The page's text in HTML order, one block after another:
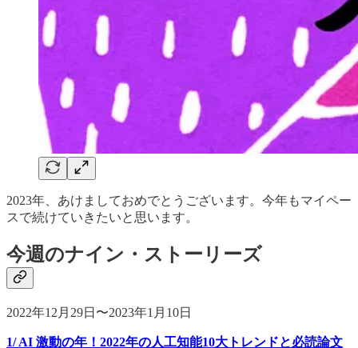
2023年、あけましておめでとうございます。今年もマイペー
スで続けていきたいと思います。
今週のナイン・ストーリーズ
2022年12月29日〜2023年1月10日
1/ AI 激動の年！2022年の人工知能10大トレンドと必読論文